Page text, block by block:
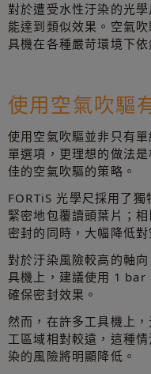
對於遭受水性汙染的光
能達到類似效果。空氣
具機在各種嚴苛環境下
使用空氣吹驅
使用空氣吹驅並非只有
單選項，更理想的做法
佳的空氣吹驅的策略。
FORTiS 光學尺採用了
緊密地包覆讀頭葉片；
密封的同時，大幅降低
對於汙染風險較高的軸
具機上，建議使用 1 bar
確保密封效果。
然而，在許多工具機上
工區域相對較遠，這種
染的風險將明顯降低。